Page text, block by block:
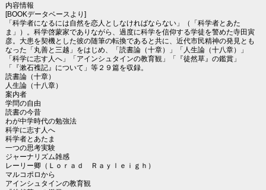
内容情報
[BOOKデータベースより]
「科学者になるには自然を恋人としなければならない」（「科学者とあた
ま」）。科学啓蒙家でありながら、過度に科学を信仰する学徒を警めた寺田寅
彦。大患を契機とした彼の随筆の転換であると共に、近代市民精神の発見とも
なった「丸善と三越」をはじめ、「読書論（十章）」「人生論（十八章）」
「科学に志す人へ」「アインシュタインの教育観」「『徒然草』の鑑賞」
「『漱石襍記』について」等２９篇を収録。
読書論（十章）
人生論（十八章）
案内者
学問の自由
読書の今昔
わが中学時代の勉強法
科学に志す人へ
科学者とあたま
一つの思考実験
ジャーナリズム雑感
レーリー卿（Ｌｏｒａｄ Ｒａｙｌｅｉｇｈ）
マルコポロから
アインシュタインの教育観